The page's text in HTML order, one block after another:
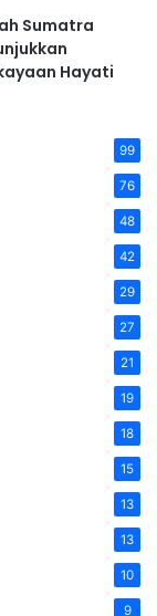
Sumatra
Hayati
99
76
48
42
29
27
21
19
18
15
13
13
10
9